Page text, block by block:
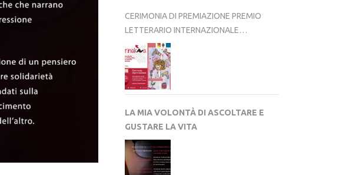
CERIMONIA DI PREMIAZIONE PREMIO
LETTERARIO INTERNAZIONALE
THRINAKÌA – VIII EDIZIONE 2025-2026
LA MIA VOLONTÀ DI ASCOLTARE E
GUSTARE LA VITA